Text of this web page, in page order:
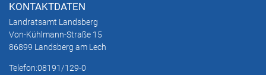
KONTAKTDATEN
Landratsamt Landsberg
Von-Kühlmann-Straße 15
86899 Landsberg am Lech
Telefon:08191/129-0